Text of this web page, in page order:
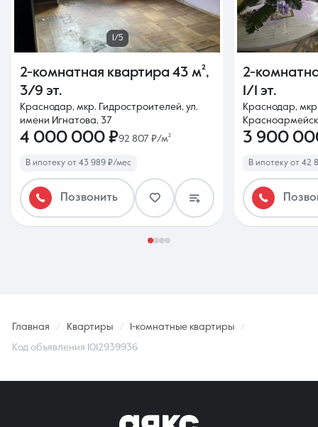
1/5
2-комнатная квартира 43 м²,
3/9 эт.
Краснодар, мкр. Гидростроителей, ул.
имени Игнатова, 37
4 000 000 ₽92 807 ₽/м²
В ипотеку от 43 989 ₽/мес
Позвонить
2-
1/1 эт.
Краснодар,
3 900
В ипотеку от 42
Главная Квартиры 1-комнатные квартиры
Код объявления 1012939936